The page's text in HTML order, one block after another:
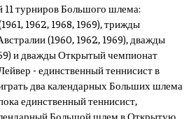
11 турниров Большого шлема:
1962, 1968, 1969), трижды
(1960, 1962, 1969), дважды
и дважды Открытый чемпионат
- единственный теннисист в
два календарных Больших шлема
единственный теннисист,
Большой шлем в Открытую